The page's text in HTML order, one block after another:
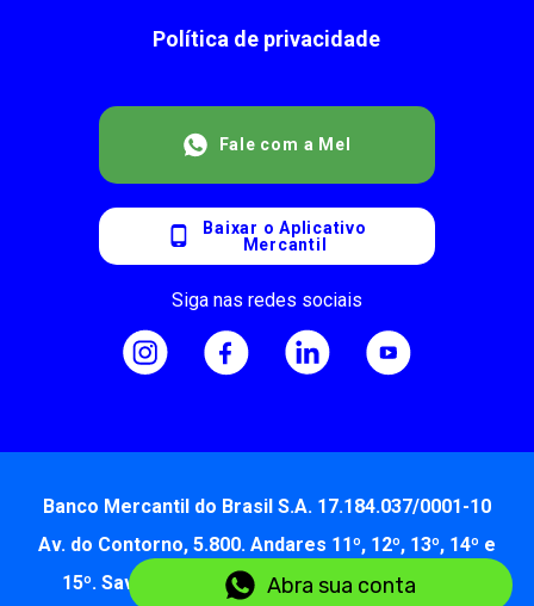
Abra sua conta
Política de privacidade
Fale com a Mel
Baixar o Aplicativo
Mercantil
Siga nas redes sociais
Banco Mercantil do Brasil S.A. 17.184.037/0001-10
Av. do Contorno, 5.800. Andares 11º, 12º, 13º, 14º e
15º. Savassi - Belo Horizonte - MG 30.110-042